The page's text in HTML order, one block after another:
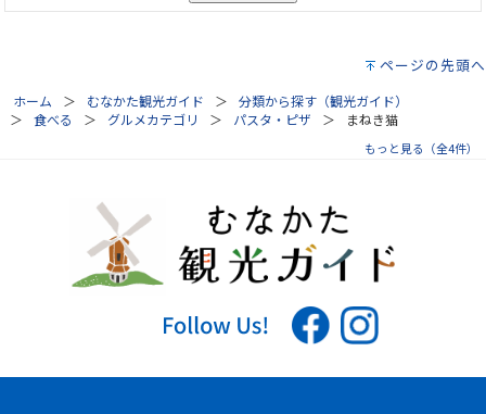
ページの先頭へ
ホーム むなかた観光ガイド
分類から探す（観光ガイド）
食べる
グルメカテゴリ パスタ・ピザ まねき猫
もっと見る（全4件）